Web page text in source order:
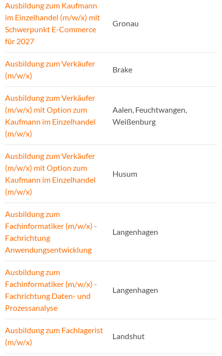
Ausbildung zum Kaufmann
im Einzelhandel (m/w/x) mit
Schwerpunkt E-Commerce
für 2027
Gronau
Ausbildung zum Verkäufer
(m/w/x)
Brake
Ausbildung zum Verkäufer
(m/w/x) mit Option zum
Kaufmann im Einzelhandel
(m/w/x)
Aalen, Feuchtwangen,
Weißenburg
Ausbildung zum Verkäufer
(m/w/x) mit Option zum
Kaufmann im Einzelhandel
(m/w/x)
Husum
Ausbildung zum
Fachinformatiker (m/w/x) -
Fachrichtung
Anwendungsentwicklung
Langenhagen
Ausbildung zum
Fachinformatiker (m/w/x) -
Fachrichtung Daten- und
Prozessanalyse
Langenhagen
Ausbildung zum Fachlagerist
(m/w/x)
Landshut